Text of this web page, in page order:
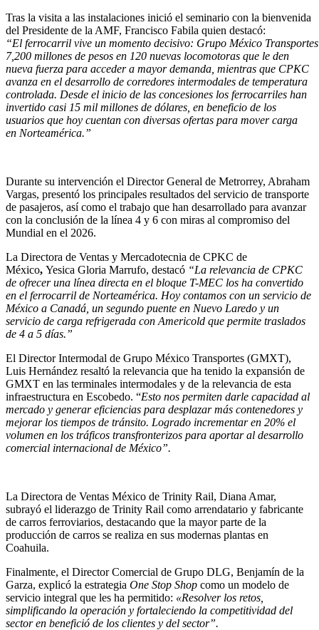
Tras la visita a las instalaciones inició el seminario con la bienvenida
del Presidente de la AMF, Francisco Fabila quien destacó:
“El ferrocarril vive un momento decisivo: Grupo México
7,200 millones de pesos en 120 nuevas locomotoras que le den
nueva fuerza para acceder a mayor demanda, mientras que CPKC
avanza en el desarrollo de corredores intermodales de temperatura
controlada. Desde el inicio de las concesiones los ferrocarriles han
invertido casi 15 mil millones de dólares, en beneficio de los
usuarios que hoy cuentan con diversas ofertas para mover carga
en Norteamérica.”
Durante su intervención el Director General de Metrorrey, Abraham
Vargas, presentó los principales resultados del servicio de transporte
de pasajeros, así como el trabajo que han desarrollado para avanzar
con la conclusión de la línea 4 y 6 con miras al compromiso del
Mundial en el 2026.
La Directora de Ventas y Mercadotecnia de CPKC de
México, Yesica Gloria Marrufo, destacó “La relevancia de CPKC
de ofrecer una línea directa en el bloque T-MEC los ha convertido
en el ferrocarril de Norteamérica. Hoy contamos con un servicio de
México a Canadá, un segundo puente en Nuevo Laredo y un
servicio de carga refrigerada con Americold que permite traslados
de 4 a 5 días.”
El Director Intermodal de Grupo México Transportes (GMXT),
Luis Hernández resaltó la relevancia que ha tenido la expansión de
GMXT en las terminales intermodales y de la relevancia de esta
infraestructura en Escobedo. “Esto nos permiten darle capacidad al
mercado y generar eficiencias para desplazar más contenedores y
mejorar los tiempos de tránsito. Logrado incrementar en 20% el
volumen en los tráficos transfronterizos para aportar al desarrollo
comercial internacional de México”.
La Directora de Ventas México de Trinity Rail, Diana Amar,
subrayó el liderazgo de Trinity Rail como arrendatario y fabricante
de carros ferroviarios, destacando que la mayor parte de la
producción de carros se realiza en sus modernas plantas en
Coahuila.
Finalmente, el Director Comercial de Grupo DLG, Benjamín de la
Garza, explicó la estrategia One Stop Shop como un modelo de
servicio integral que les ha permitido: «Resolver los retos,
simplificando la operación y fortaleciendo la competitividad del
sector en benefició de los clientes y del sector”.